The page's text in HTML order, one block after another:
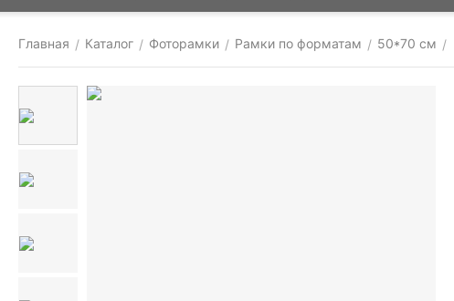
Главная / Каталог / Фоторамки / Рамки по форматам / 50*70 см /